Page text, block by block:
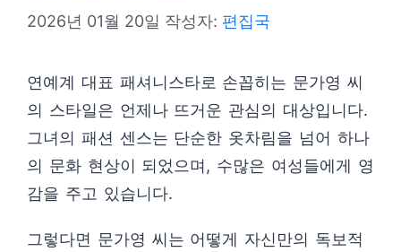
2026년 01월 20일 작성자: 편집국
연예계 대표 패셔니스타로 손꼽히는 문가영 씨
의 스타일은 언제나 뜨거운 관심의 대상입니다.
그녀의 패션 센스는 단순한 옷차림을 넘어 하나
의 문화 현상이 되었으며, 수많은 여성들에게 영
감을 주고 있습니다.
그렇다면 문가영 씨는 어떻게 자신만의 독보적